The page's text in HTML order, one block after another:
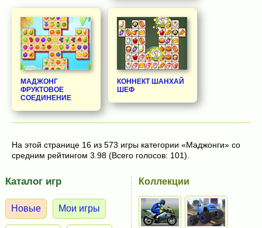
МАДЖОНГ
ФРУКТОВОЕ
СОЕДИНЕНИЕ
КОННЕКТ ШАНХАЙ
ШЕФ
На этой странице 16 из 573 игры категории «Маджонги» со
средним рейтингом 3.98 (Всего голосов: 101).
Каталог игр
Новые Мои игры
Коллекции